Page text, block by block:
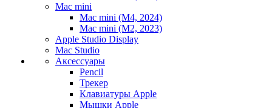
Mac mini
Mac mini (M4, 2024)
Mac mini (M2, 2023)
Apple Studio Display
Mac Studio
Аксессуары
Pencil
Трекер
Клавиатуры Apple
Мышки Apple